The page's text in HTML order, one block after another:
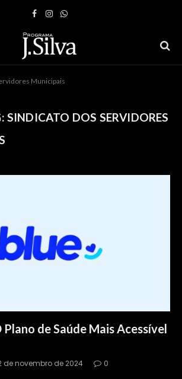
Facebook
Instagram
WhatsApp
Municipais
SINDICATO DOS SERVIDORES
Plano de Saúde Mais Acessível
de novembro de 2024 0